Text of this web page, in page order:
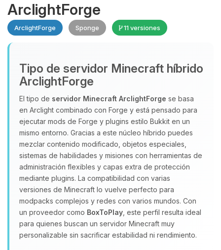
ArclightForge
ArclightForge Sponge 11 versiones
Tipo de servidor Minecraft híbrido
ArclightForge
El tipo de servidor Minecraft ArclightForge se basa
en Arclight combinado con Forge y está pensado para
ejecutar mods de Forge y plugins estilo Bukkit en un
mismo entorno. Gracias a este núcleo híbrido puedes
mezclar contenido modificado, objetos especiales,
sistemas de habilidades y misiones con herramientas de
administración flexibles y capas extra de protección
mediante plugins. La compatibilidad con varias
versiones de Minecraft lo vuelve perfecto para
modpacks complejos y redes con varios mundos. Con
un proveedor como BoxToPlay , este perfil resulta ideal
para quienes buscan un servidor Minecraft muy
personalizable sin sacrificar estabilidad ni rendimiento.
Yupi, por fin alguien con quien
hablar! Soy Choupy, tu pequeno
asistente de BoxToPlay. Cuentame
que necesitas y moveré mis
pequenos circuitos para ayudarte.
08/08/2026 00:50